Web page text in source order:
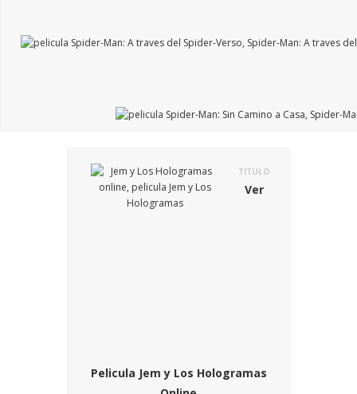
TITULO
Ver
Pelicula Jem y Los Hologramas